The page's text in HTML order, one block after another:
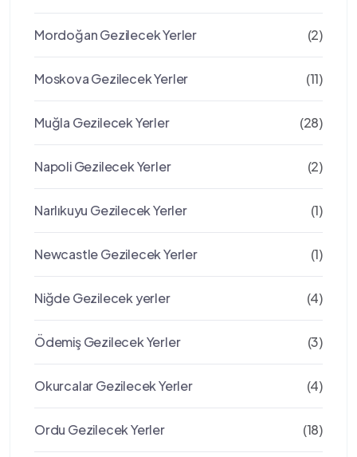
Mordoğan Gezilecek Yerler (2)
Moskova Gezilecek Yerler (11)
Muğla Gezilecek Yerler (28)
Napoli Gezilecek Yerler (2)
Narlıkuyu Gezilecek Yerler (1)
Newcastle Gezilecek Yerler (1)
Niğde Gezilecek yerler (4)
Ödemiş Gezilecek Yerler (3)
Okurcalar Gezilecek Yerler (4)
Ordu Gezilecek Yerler (18)